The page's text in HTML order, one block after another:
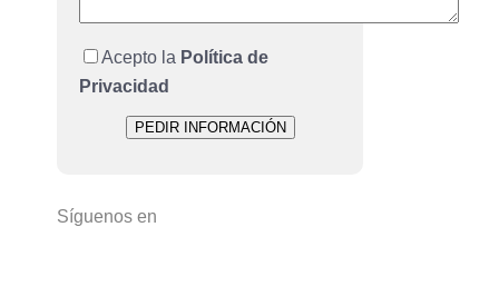
Acepto la Política de
Privacidad
Síguenos en